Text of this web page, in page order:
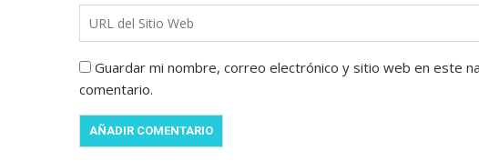
Guardar mi nombre, correo electrónico y sitio web en este
comentario.